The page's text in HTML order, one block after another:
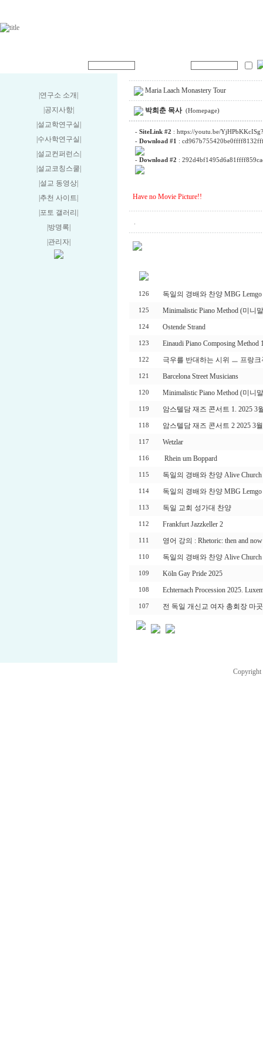
|연구소 소개
|공지사항
|설교학연구실
|수사학연구실
|설교컨퍼런스
|설교코칭스쿨
|설교 동영상
|추천 사이트
|포토 갤러리
|방명록
|관리자
Maria Laach Monastery Tour
박희춘 목사 (Homepage)
- SiteLink #2 : https://youtu.be/
- Download #1 :
- Download #2 :
Have no Movie Picture!!
.
126 독일의 경배와 찬양 MBG Lemgo
125 Minimalistic Piano Method (미니
124 Ostende Strand
123 Einaudi Piano Composing Method
122 극우를 반대하는 시위 ㅡ 프랑
121 Barcelona Street Musicians
120 Minimalistic Piano Method (미니
119 암스텔담 재즈 콘서트 1. 2025 3
118 암스텔담 재즈 콘서트 2 2025 3
117 Wetzlar
116 Rhein um Boppard
115 독일의 경배와 찬양 Alive Church
114 독일의 경배와 찬양 MBG Lemgo
113 독일 교회 성가대 찬양
112 Frankfurt Jazzkeller 2
111 영어 강의 : Rhetoric: then and now
110 독일의 경배와 찬양 Alive Church
109 Köln Gay Pride 2025
108 Echternach Procession 2025.
107 전 독일 개신교 여자 총회장 마
Copyright